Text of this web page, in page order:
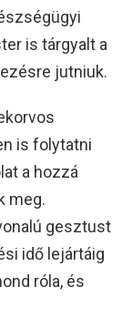
is tárgyalt a
jutniuk.
is folytatni
a hozzá
meg.
gesztust
idő lejártáig
róla, és